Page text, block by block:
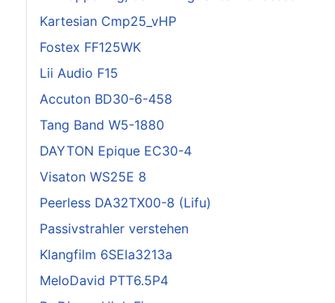
Kartesian Cmp25_vHP
Fostex FF125WK
Lii Audio F15
Accuton BD30-6-458
Tang Band W5-1880
DAYTON Epique EC30-4
Visaton WS25E 8
Peerless DA32TX00-8 (Lifu)
Passivstrahler verstehen
Klangfilm 6SEla3213a
MeloDavid PTT6.5P4